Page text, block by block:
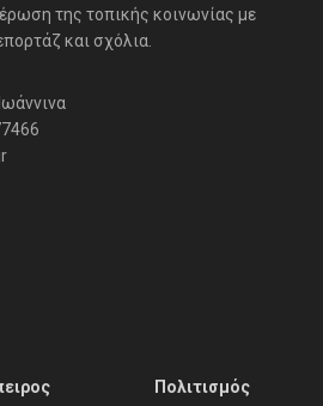
της τοπικής κοινωνίας με
και σχόλια.
Πολιτισμός